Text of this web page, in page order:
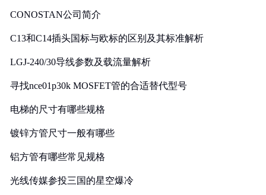
CONOSTAN公司简介
C13和C14插头国标与欧标的区别及其标准解析
LGJ-240/30导线参数及载流量解析
寻找nce01p30k MOSFET管的合适替代型号
电梯的尺寸有哪些规格
镀锌方管尺寸一般有哪些
铝方管有哪些常见规格
光线传媒参投三国的星空爆冷